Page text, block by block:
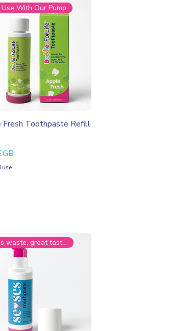
Aperçu rapide
Use With Our Pump
Fresh Toothpaste Refill
Less waste, great taste.